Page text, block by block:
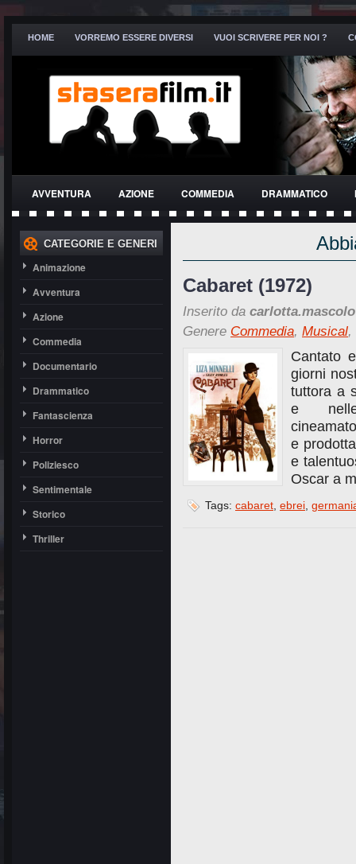
HOME VORREMO ESSERE DIVERSI VUOI SCRIVERE PER NOI ?
AVVENTURA AZIONE COMMEDIA DRAMMATICO
THRILLER
CATEGORIE E GENERI
Animazione
Avventura
Azione
Commedia
Documentario
Drammatico
Fantascienza
Horror
Poliziesco
Sentimentale
Storico
Thriller
Cabaret (1972)
Inserito da carlotta.mascolo
Genere Commedia, Musical,
Cantato
giorni
tuttora a
e
e
e
Oscar a
Tags: cabaret ebrei